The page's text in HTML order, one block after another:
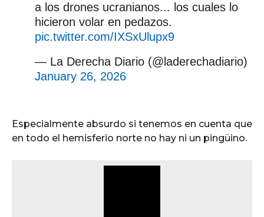
a los drones ucranianos... los cuales lo
hicieron volar en pedazos.
pic.twitter.com/IXSxUlupx9
— La Derecha Diario (@laderechadiario)
January 26, 2026
Especialmente absurdo si tenemos en cuenta que
en todo el hemisferio norte no hay ni un pingüino.